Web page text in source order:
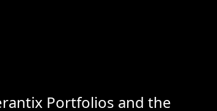
Portfolios and the